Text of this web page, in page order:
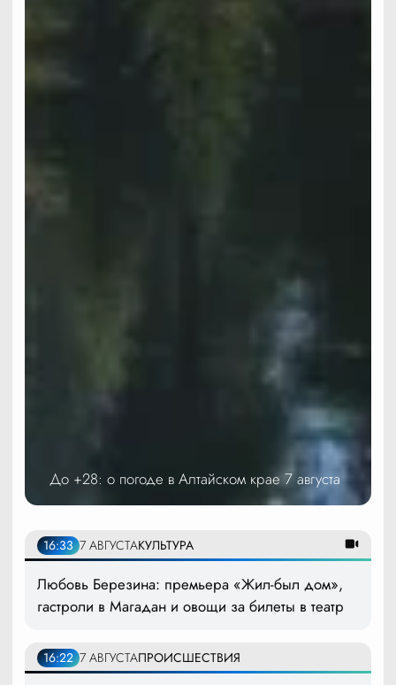
До +28: о погоде в Алтайском крае 7 августа
16:33 7 АВГУСТАКУЛЬТУРА
Любовь Березина: премьера «Жил-был дом»,
гастроли в Магадан и овощи за билеты в театр
16:22 7 АВГУСТАПРОИСШЕСТВИЯ